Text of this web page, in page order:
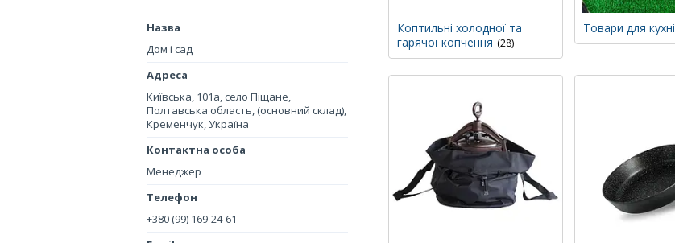
Коптильні холодної та
гарячої копчення 28
Товари для кухні
Дом і сад
Київська, 101а, село Піщане,
Полтавська область, (основний склад),
Кременчук, Україна
Менеджер
+380 (99) 169-24-61